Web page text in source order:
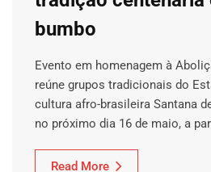
bumbo
Evento em homenagem à
reúne grupos tradicionais do
cultura afro-brasileira Santana
no próximo dia 16 de maio, a
Read More